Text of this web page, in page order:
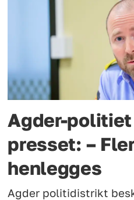
Agder-
presset: –
henlegges
Agder politidistrikt